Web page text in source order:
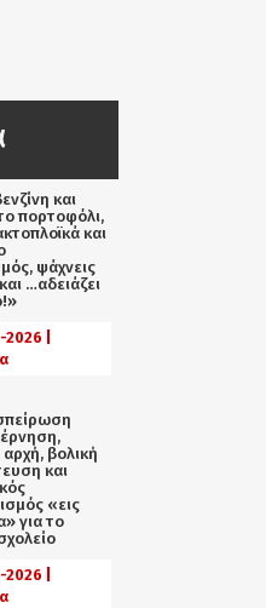
και
πορτοφόλι,
και
ψάχνεις
…αδειάζει
|
βολική
και
«εις
για το
|